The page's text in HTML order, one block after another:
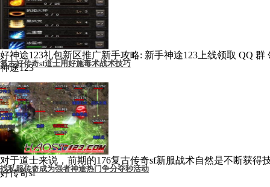
好神途123礼包新区推广新手攻略: 新手神途123上线领取 QQ
神途123
复古好传奇sf道士用好施毒术战术技巧
对于道士来说，前期的176复古传奇sf新服战术自然是不断获
好传奇sf
找私服传奇成为强者神途热门争分夺秒活动